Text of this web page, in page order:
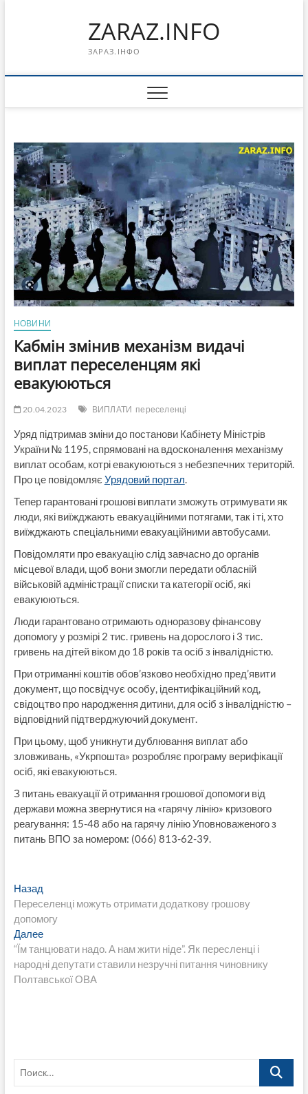
ZARAZ.INFO
ЗАРАЗ.ІНФО
НОВИНИ
Кабмін змінив механізм видачі
виплат переселенцям які
евакуюються
20.04.2023 ВИПЛАТИ переселенці
Уряд підтримав зміни до постанови Кабінету Міністрів
України № 1195, спрямовані на вдосконалення механізму
виплат особам, котрі евакуюються з небезпечних територій.
Про це повідомляє Урядовий портал.
Тепер гарантовані грошові виплати зможуть отримувати як
люди, які виїжджають евакуаційними потягами, так і ті, хто
виїжджають спеціальними евакуаційними автобусами.
Повідомляти про евакуацію слід завчасно до органів
місцевої влади, щоб вони змогли передати обласній
військовій адміністрації списки та категорії осіб, які
евакуюються.
Люди гарантовано отримають одноразову фінансову
допомогу у розмірі 2 тис. гривень на дорослого і 3 тис.
гривень на дітей віком до 18 років та осіб з інвалідністю.
При отриманні коштів обов’язково необхідно пред’явити
документ, що посвідчує особу, ідентифікаційний код,
свідоцтво про народження дитини, для осіб з інвалідністю –
відповідний підтверджуючий документ.
При цьому, щоб уникнути дублювання виплат або
зловживань, «Укрпошта» розробляє програму верифікації
осіб, які евакуюються.
З питань евакуації й отримання грошової допомоги від
держави можна звернутися на «гарячу лінію» кризового
реагування: 15-48 або на гарячу лінію Уповноваженого з
питань ВПО за номером: (066) 813-62-39.
Навигация
по
записям
НазадПредыдущая
запись:
Переселенці можуть отримати додаткову грошову
допомогу
ДалееСледующая
запись:
“Їм танцювати надо. А нам жити ніде”. Як пересленці і
народні депутати ставили незручні питання чиновнику
Полтавської ОВА
Поиск…